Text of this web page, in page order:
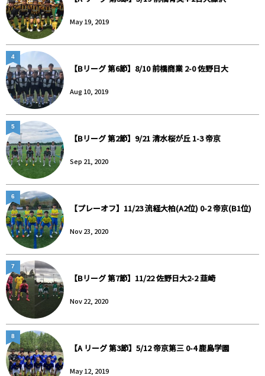
May 19, 2019
【Bリーグ 第6節】8/10 前橋商業 2-0 佐野日大
Aug 10, 2019
4
【Bリーグ 第2節】9/21 清水桜が丘 1-3 帝京
Sep 21, 2020
5
【プレーオフ】11/23 流経大柏(A2位) 0-2 帝京(B1位)
Nov 23, 2020
6
【Bリーグ 第7節】11/22 佐野日大2-2 韮崎
Nov 22, 2020
7
【A リーグ 第3節】5/12 帝京第三 0-4 鹿島学園
May 12, 2019
8